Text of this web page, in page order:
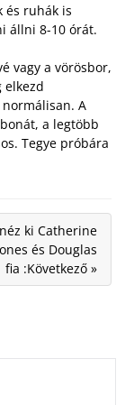
és ruhák is
állni 8-10 órát.
vagy a vörösbor,
elkezd
A
a legtöbb
Tegye próbára
ki Catherine
és Douglas
fia :Következő »